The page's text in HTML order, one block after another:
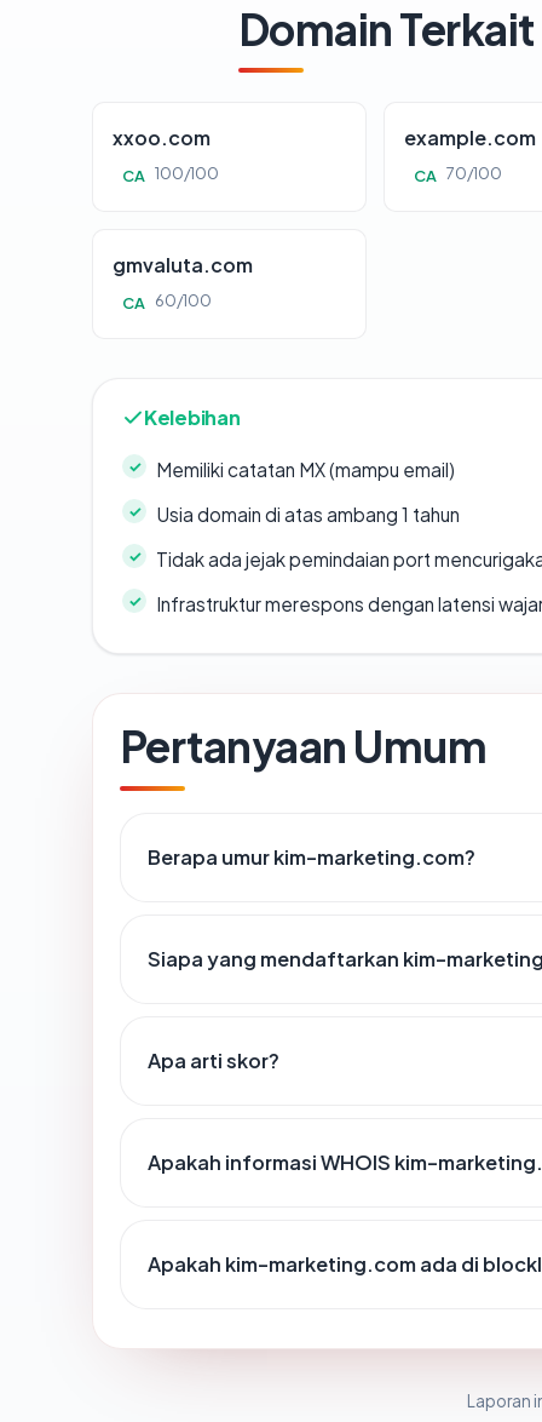
Domain Terkait
xxoo.com
CA 100/100
example.com
CA 70/100
gmvaluta.com
CA 60/100
Kelebihan
Memiliki catatan MX (mampu email)
Usia domain di atas ambang 1 tahun
Tidak ada jejak pemindaian port
Infrastruktur merespons dengan latensi
Pertanyaan Umum
Berapa umur kim-marketing.com?
Siapa yang mendaftarkan kim-
Apa arti skor?
Apakah informasi WHOIS kim-
Apakah kim-marketing.com ada di
Laporan